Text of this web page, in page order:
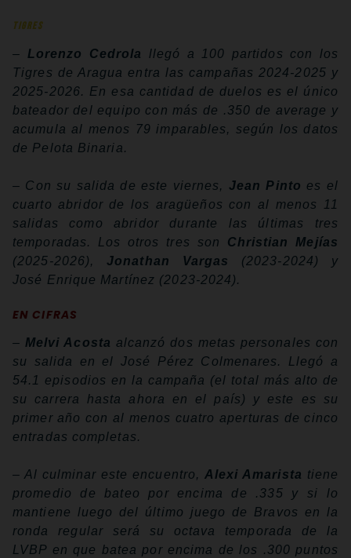
TIGRES
– Lorenzo Cedrola
llegó a 100 partidos con los
Tigres de Aragua entra las campañas 2024-2025 y
2025-2026. En esa cantidad de duelos es el único
bateador del equipo con más de .350 de average y
acumula al menos 79 imparables, según los datos
de Pelota Binaria.
– Con su salida de este viernes, Jean Pinto es el
cuarto abridor de los aragüeños con al menos 11
salidas como abridor durante las últimas tres
temporadas. Los otros tres son Christian Mejías
(2025-2026), Jonathan Vargas (2023-2024) y
José Enrique Martínez (2023-2024).
EN CIFRAS
– Melvi Acosta alcanzó dos metas personales con
su salida en el José Pérez Colmenares. Llegó a
54.1 episodios en la campaña (el total más alto de
su carrera hasta ahora en el país) y este es su
primer año con al menos cuatro aperturas de cinco
entradas completas.
– Al culminar este encuentro, Alexi Amarista tiene
promedio de bateo por encima de .335 y si lo
mantiene luego del último juego de Bravos en la
ronda regular será su octava temporada de la
LVBP en que batea por encima de los .300 puntos